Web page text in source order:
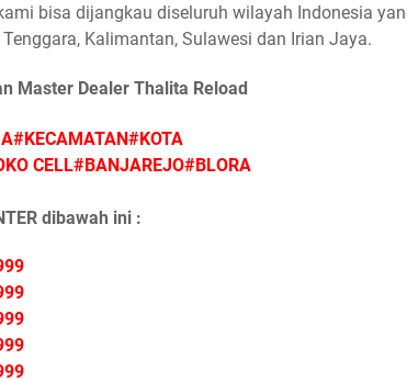
bisa dijangkau diseluruh wilayah Indonesia
Kalimantan, Sulawesi dan Irian Jaya.
Master Dealer Thalita Reload
CELL#BANJAREJO#BLORA
dibawah ini :